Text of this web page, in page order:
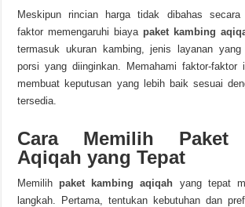
Meskipun rincian harga tidak dibahas secara
faktor memengaruhi biaya paket kambing
termasuk ukuran kambing, jenis layanan
porsi yang diinginkan. Memahami faktor-faktor
membuat keputusan yang lebih baik sesuai
tersedia.
Cara Memilih Paket
Aqiqah yang Tepat
Memilih paket kambing aqiqah yang tepat
langkah. Pertama, tentukan kebutuhan dan